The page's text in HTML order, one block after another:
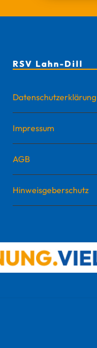
RSV Lahn-Dill
Datenschutzerklärung
Impressum
AGB
Hinweisgeberschutz